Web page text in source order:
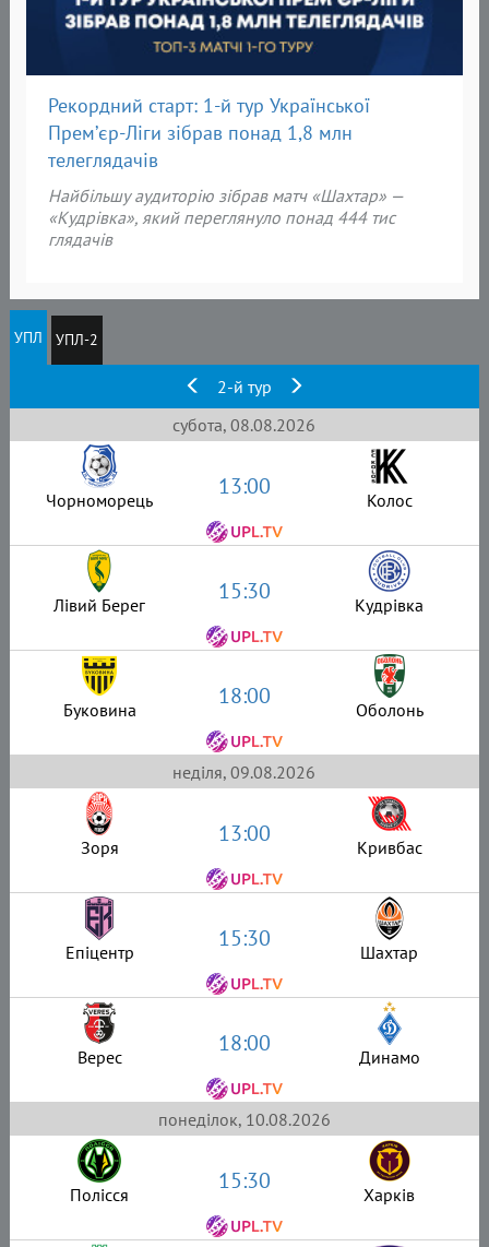
Рекордний старт: 1-й тур Української
Прем’єр-Ліги зібрав понад 1,8 млн
телеглядачів
Найбільшу аудиторію зібрав матч «Шахтар» —
«Кудрівка», який переглянуло понад 444 тис
глядачів
УПЛ УПЛ-2
2-й тур
субота, 08.08.2026
Чорноморець 13:00 Колос
Лівий Берег 15:30 Кудрівка
Буковина 18:00 Оболонь
неділя, 09.08.2026
Зоря 13:00 Кривбас
Епіцентр 15:30 Шахтар
Верес 18:00 Динамо
понеділок, 10.08.2026
Полісся 15:30 Харків